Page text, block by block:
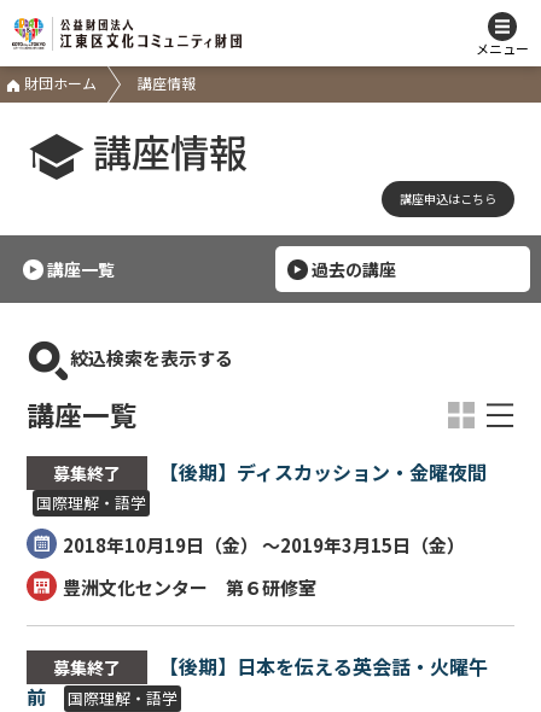
メニュー
財団ホーム 講座情報
講座情報
講座申込はこちら
講座一覧 過去の講座
絞込検索を表示する
講座一覧
募集終了 【後期】ディスカッション・金曜夜間
国際理解・語学
2018年10月19日（金） ～2019年3月15日（金）
豊洲文化センター 第６研修室
募集終了
【後期】日本を伝える英会話・火曜午
前
国際理解・語学